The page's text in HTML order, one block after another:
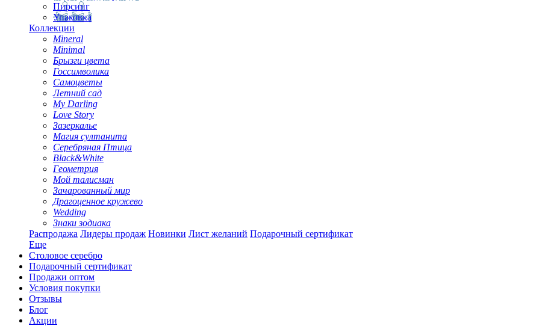
Пирсинг
Упаковка
Коллекции
Mineral
Minimal
Брызги цвета
Госсимволика
Самоцветы
Летний сад
My Darling
Love Story
Зазеркалье
Магия султанита
Серебряная Птица
Black&White
Геометрия
Мой талисман
Зачарованный мир
Драгоценное кружево
Wedding
Знаки зодиака
Распродажа Лидеры продаж Новинки Лист желаний Подарочный сертификат
Еще
Столовое серебро
Подарочный сертификат
Продажи оптом
Условия покупки
Отзывы
Блог
Акции